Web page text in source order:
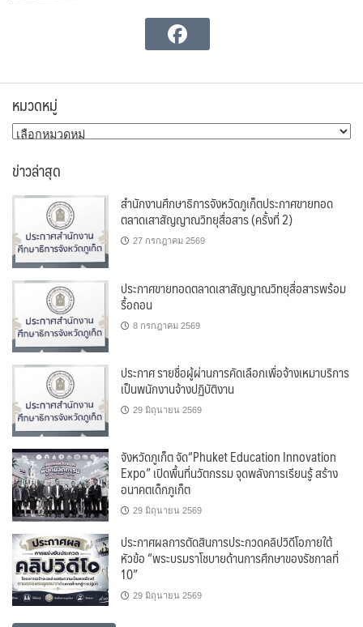
หมวดหมู่
หมวด
ข่าวล่าสุด
สำนักงานศึกษาธิการจังหวัดภูเก็ตประกาศขายทอด
ตลาดเสาสัญญาณวิทยุสื่อสาร (ครั้งที่ 2)
27 กรกฎาคม 2569
ประกาศขายทอดตลาดเสาสัญญาณวิทยุสื่อสารพร้อม
รื้อถอน
8 กรกฎาคม 2569
ประกาศ รายชื่อผู้ผ่านการคัดเลือกเพื่อจ้างเหมาบริการ
เป็นพนักงานจ้างปฏิบัติงาน
29 มิถุนายน 2569
จังหวัดภูเก็ต จัด“Phuket Education Innovation
Expo” เปิดพื้นที่นวัตกรรม จุดพลังการเรียนรู้ สร้าง
อนาคตเด็กภูเก็ต
29 มิถุนายน 2569
ประกาศผลการตัดสินการประกวดคลิปวิดีโอภายใต้
หัวข้อ “พระบรมราโชบายด้านการศึกษาของรัชกาลที่
10”
29 มิถุนายน 2569